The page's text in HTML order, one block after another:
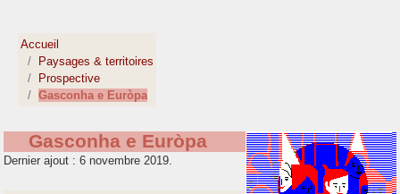
Accueil
Paysages & territoires
Prospective
Gasconha e Euròpa
Gasconha e Euròpa
Dernier ajout : 6 novembre 2019.